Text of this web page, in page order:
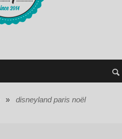
»
disneyland paris noël